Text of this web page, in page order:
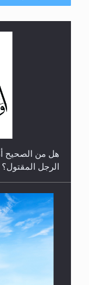
الهجرة: بحث
هل تعتبر
والأظافر
يُسمح الصلاة بها؟